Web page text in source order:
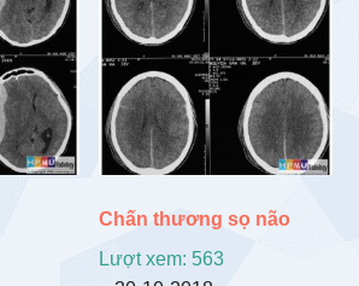
Chấn thương sọ não
Lượt xem: 563